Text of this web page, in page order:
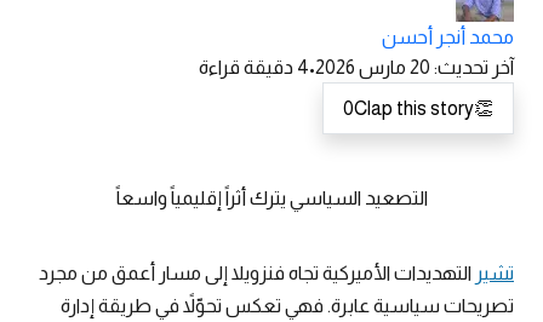
محمد أنجر أحسن
آخر تحديث: 20 مارس 2026 •
4 دقيقة قراءة
👏
0Clap this story
التصعيد السياسي يترك أثراً إقليمياً واسعاً
تشير التهديدات الأميركية تجاه فنزويلا إلى مسار أعمق من مجرد
تصريحات سياسية عابرة. فهي تعكس تحوّلاً في طريقة إدارة